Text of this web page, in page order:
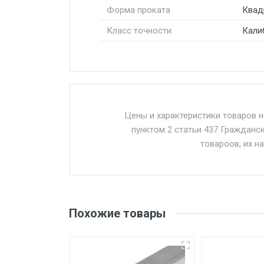
Форма проката
Класс точности
Доставка осуществляется
Въезд на ТТК и Садовое
уплаты понесенных расходов.
Самовывоз со склада г.
Цены и характеристики товаров
пунктом 2 статьи 437
товароов, их
Похожие товары